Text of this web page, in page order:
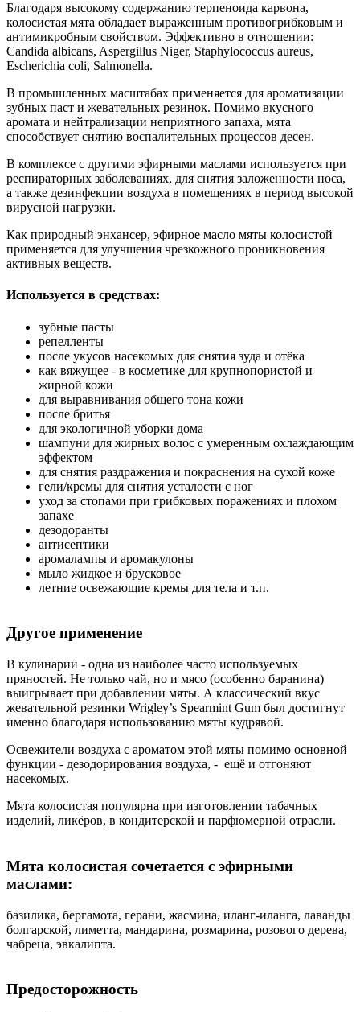
Благодаря высокому содержанию терпеноида карвона,
колосистая мята обладает выраженным противогрибковым и
антимикробным свойством. Эффективно в отношении:
Candida albicans, Aspergillus Niger, Staphylococcus aureus,
Escherichia coli, Salmonella.
В промышленных масштабах применяется для ароматизации
зубных паст и жевательных резинок. Помимо вкусного
аромата и нейтрализации неприятного запаха, мята
способствует снятию воспалительных процессов десен.
В комплексе с другими эфирными маслами используется при
респираторных заболеваниях, для снятия заложенности носа,
а также дезинфекции воздуха в помещениях в период высокой
вирусной нагрузки.
Как природный энхансер, эфирное масло мяты колосистой
применяется для улучшения чрезкожного проникновения
активных веществ.
Используется в средствах:
зубные пасты
репелленты
после укусов насекомых для снятия зуда и отёка
как вяжущее - в косметике для крупнопористой и
жирной кожи
для выравнивания общего тона кожи
после бритья
для экологичной уборки дома
шампуни для жирных волос с умеренным охлаждающим
эффектом
для снятия раздражения и покраснения на сухой коже
гели/кремы для снятия усталости с ног
уход за стопами при грибковых поражениях и плохом
запахе
дезодоранты
антисептики
аромалампы и аромакулоны
мыло жидкое и брусковое
летние освежающие кремы для тела и т.п.
Другое применение
В кулинарии - одна из наиболее часто используемых
пряностей. Не только чай, но и мясо (особенно баранина)
выигрывает при добавлении мяты. А классический вкус
жевательной резинки Wrigley’s Spearmint Gum был достигнут
именно благодаря использованию мяты кудрявой.
Освежители воздуха с ароматом этой мяты помимо основной
функции - дезодорирования воздуха, - ещё и отгоняют
насекомых.
Мята колосистая популярна при изготовлении табачных
изделий, ликёров, в кондитерской и парфюмерной отрасли.
Мята колосистая сочетается с эфирными
маслами:
базилика, бергамота, герани, жасмина, иланг-иланга, лаванды
болгарской, лиметта, мандарина, розмарина, розового дерева,
чабреца, эвкалипта.
Предосторожность